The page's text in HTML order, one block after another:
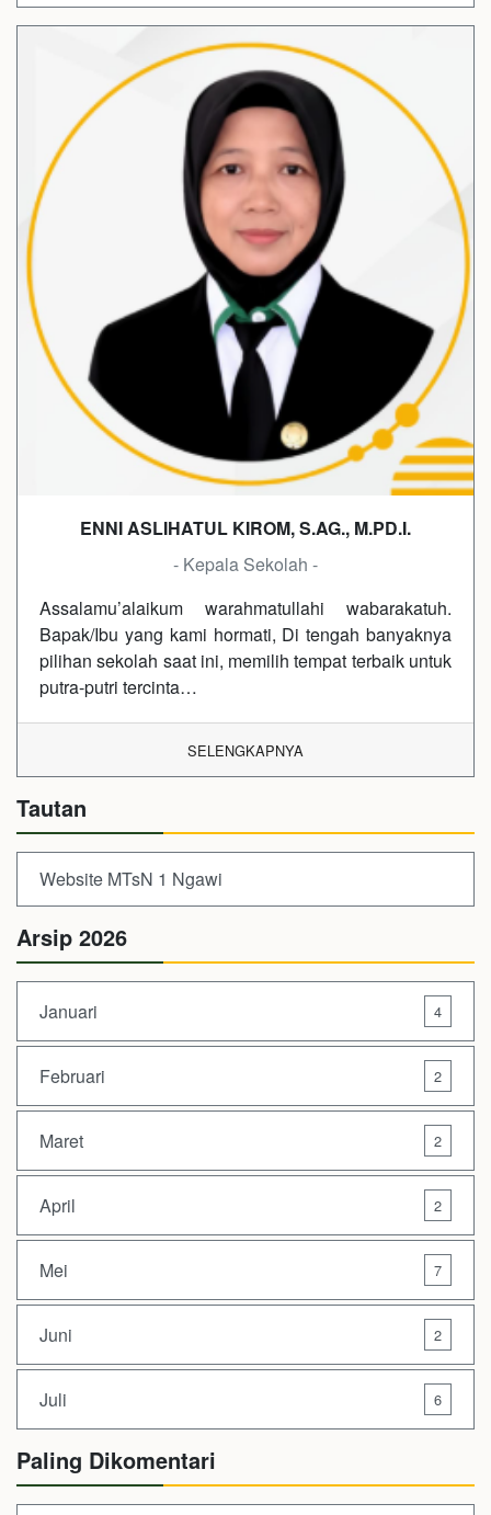
ENNI ASLIHATUL KIROM, S.AG., M.PD.I.
- Kepala Sekolah -
Assalamu’alaikum warahmatullahi wabarakatuh.
Bapak/Ibu yang kami hormati, Di tengah banyaknya
pilihan sekolah saat ini, memilih tempat terbaik untuk
putra-putri tercinta…
SELENGKAPNYA
Tautan
Website MTsN 1 Ngawi
Arsip 2026
Januari 4
Februari 2
Maret 2
April 2
Mei 7
Juni 2
Juli 6
Paling Dikomentari